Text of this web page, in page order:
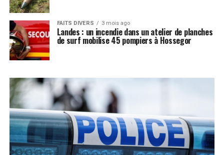
FAITS DIVERS 3 mois ago
Landes : un incendie dans un atelier de planches
de surf mobilise 45 pompiers à Hossegor